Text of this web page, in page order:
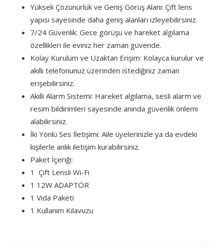
Yüksek Çözünürlük ve Geniş Görüş Alanı: Çift lens
yapısı sayesinde daha geniş alanları izleyebilirsiniz.
7/24 Güvenlik: Gece görüşü ve hareket algılama
özellikleri ile eviniz her zaman güvende.
Kolay Kurulum ve Uzaktan Erişim: Kolayca kurulur ve
akıllı telefonunuz üzerinden istediğiniz zaman
erişebilirsiniz.
Akıllı Alarm Sistemi: Hareket algılama, sesli alarm ve
resim bildirimleri sayesinde anında güvenlik önlemi
alabilirsiniz.
İki Yönlü Ses İletişimi: Aile üyelerinizle ya da evdeki
kişilerle anlık iletişim kurabilirsiniz.
Paket İçeriği:
1 Çift Lensli Wi-Fi
1 12W ADAPTÖR
1 Vida Paketi
1 Kullanım Kılavuzu